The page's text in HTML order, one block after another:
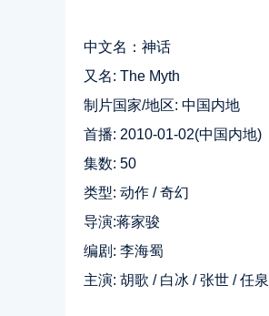
中文名：神话
又名: The Myth
制片国家/地区: 中国内地
首播: 2010-01-02(中国内地)
集数: 50
类型: 动作 / 奇幻
导演:蒋家骏
编剧: 李海蜀
主演: 胡歌 / 白冰 / 张世 / 任